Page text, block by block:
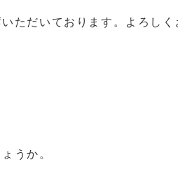
ただいております。よろしく
うか。